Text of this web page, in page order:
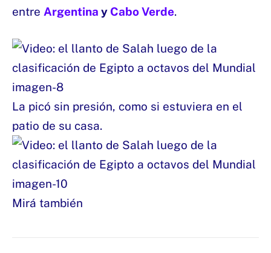
entre Argentina y Cabo Verde.
La picó sin presión, como si estuviera en el
patio de su casa.
Mirá también